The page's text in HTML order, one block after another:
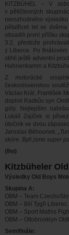
KITZBÜHEL – V
v pětičlenných
nerozhodného
pětatřicet let se
obsadili první příčku
3:2, přestože
z Liberce. Po
stihli ještě adventní
Hahnenkamm a
Z motorácké
československou
Václav Král, František
doplnil Radkův syn
góly. Nejlepším
Lukáš Zajíček si
útočník ve dvou
Jaroslav Běhounek.
skóre. Byli jsme super
(lho)
Kitzbüheler
Výsledky Old Boys
Skupina A:
OBM – Team
OBM – Bílí Tygři Liberec
OBM – Sport Mathis
OBM – Ottobrooklyn
Semifinále: